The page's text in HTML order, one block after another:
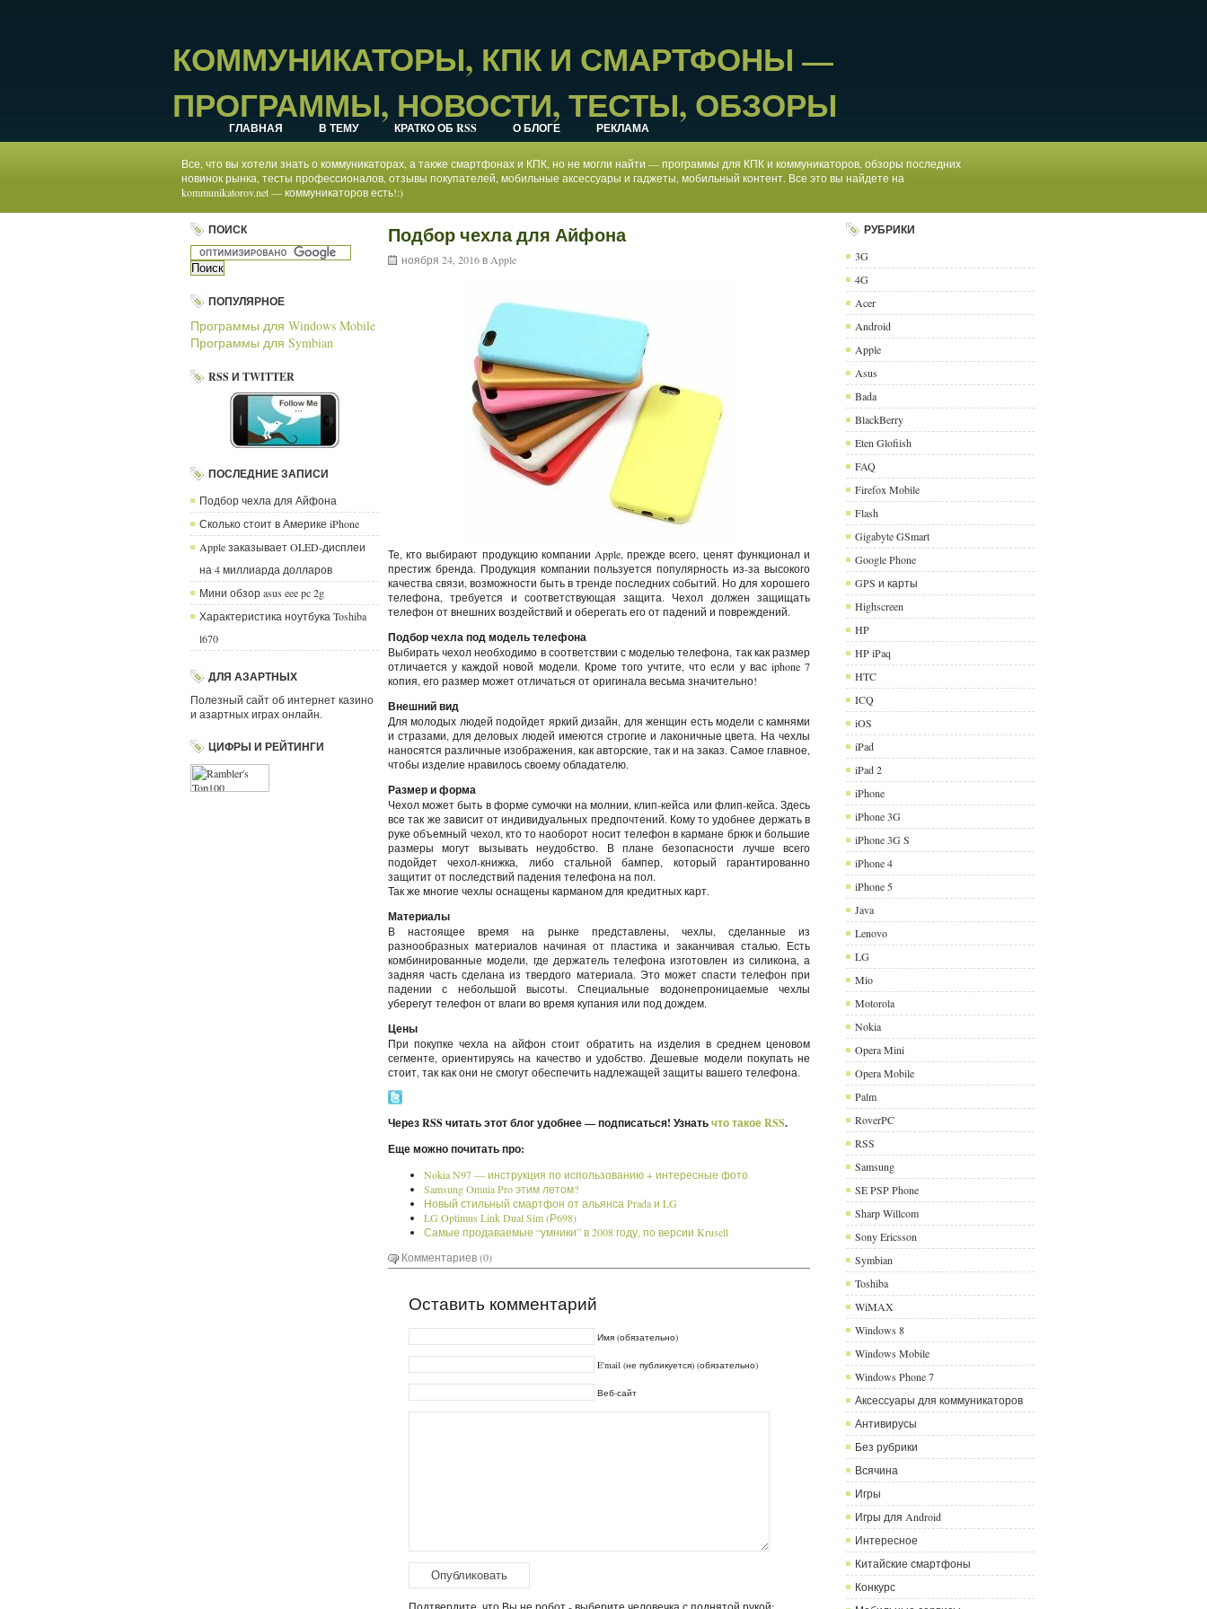
КОММУНИКАТОРЫ, КПК И СМАРТФОНЫ —
ПРОГРАММЫ, НОВОСТИ, ТЕСТЫ, ОБЗОРЫ
ГЛАВНАЯ В ТЕМУ КРАТКО ОБ RSS О БЛОГЕ РЕКЛАМА
Все, что вы хотели знать о коммуникаторах, а также смартфонах и КПК, но не могли найти — программы для КПК и коммуникаторов, обзоры последних
новинок рынка, тесты профессионалов, отзывы покупателей, мобильные аксессуары и гаджеты, мобильный контент. Все это вы найдете на
kommunikatorov.net — коммуникаторов есть!:)
ПОИСК
ПОПУЛЯРНОЕ
Программы для Windows Mobile
Программы для Symbian
RSS И TWITTER
ПОСЛЕДНИЕ ЗАПИСИ
Подбор чехла для Айфона
Сколько стоит в Америке iPhone
Apple заказывает OLED-дисплеи
на 4 миллиарда долларов
Мини обзор asus eee pc 2g
Характеристика ноутбука Toshiba
l670
ДЛЯ АЗАРТНЫХ
Полезный сайт об интернет казино
и азартных играх онлайн.
ЦИФРЫ И РЕЙТИНГИ
Подбор чехла для Айфона
ноября 24, 2016 в Apple
Те, кто выбирают продукцию компании Apple, прежде всего, ценят функционал и
престиж бренда. Продукция компании пользуется популярность из-за высокого
качества связи, возможности быть в тренде последних событий. Но для хорошего
телефона, требуется и соответствующая защита. Чехол должен защищать
телефон от внешних воздействий и оберегать его от падений и повреждений.
Подбор чехла под модель телефона
Выбирать чехол необходимо в соответствии с моделью телефона, так как размер
отличается у каждой новой модели. Кроме того учтите, что если у вас iphone 7
копия, его размер может отличаться от оригинала весьма значительно!
Внешний вид
Для молодых людей подойдет яркий дизайн, для женщин есть модели с камнями
и стразами, для деловых людей имеются строгие и лаконичные цвета. На чехлы
наносятся различные изображения, как авторские, так и на заказ. Самое главное,
чтобы изделие нравилось своему обладателю.
Размер и форма
Чехол может быть в форме сумочки на молнии, клип-кейса или флип-кейса. Здесь
все так же зависит от индивидуальных предпочтений. Кому то удобнее держать в
руке объемный чехол, кто то наоборот носит телефон в кармане брюк и большие
размеры могут вызывать неудобство. В плане безопасности лучше всего
подойдет чехол-книжка, либо стальной бампер, который гарантированно
защитит от последствий падения телефона на пол.
Так же многие чехлы оснащены карманом для кредитных карт.
Материалы
В настоящее время на рынке представлены, чехлы, сделанные из
разнообразных материалов начиная от пластика и заканчивая сталью. Есть
комбинированные модели, где держатель телефона изготовлен из силикона, а
задняя часть сделана из твердого материала. Это может спасти телефон при
падении с небольшой высоты. Специальные водонепроницаемые чехлы
уберегут телефон от влаги во время купания или под дождем.
Цены
При покупке чехла на айфон стоит обратить на изделия в среднем ценовом
сегменте, ориентируясь на качество и удобство. Дешевые модели покупать не
стоит, так как они не смогут обеспечить надлежащей защиты вашего телефона.
Через RSS читать этот блог удобнее — подписаться! Узнатьчто такое RSS.
Еще можно почитать про:
Nokia N97 — инструкция по использованию + интересные фото
Samsung Omnia Pro этим летом?
Новый стильный смартфон от альянса Prada и LG
LG Optimus Link Dual Sim (Р698)
Самые продаваемые “умники” в 2008 году, по версии Krusell
Комментариев (0)
Оставить комментарий
Имя (обязательно)
E'mail (не публикуется) (обязательно)
Веб-сайт
РУБРИКИ
3G
4G
Acer
Android
Apple
Asus
Bada
BlackBerry
Eten Glofiish
FAQ
Firefox Mobile
Flash
Gigabyte GSmart
Google Phone
GPS и карты
Highscreen
HP
HP iPaq
HTC
ICQ
iOS
iPad
iPad 2
iPhone
iPhone 3G
iPhone 3G S
iPhone 4
iPhone 5
Java
Lenovo
LG
Mio
Motorola
Nokia
Opera Mini
Opera Mobile
Palm
RoverPC
RSS
Samsung
SE PSP Phone
Sharp Willcom
Sony Ericsson
Symbian
Toshiba
WiMAX
Windows 8
Windows Mobile
Windows Phone 7
Аксессуары для коммуникаторов
Антивирусы
Без рубрики
Всячина
Игры
Игры для Android
Интересное
Китайские смартфоны
Конкурс